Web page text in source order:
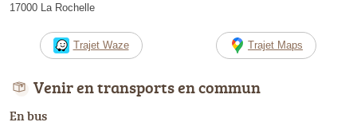
17000 La Rochelle
Trajet Waze Trajet Maps
Venir en transports en commun
En bus